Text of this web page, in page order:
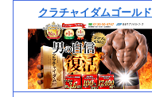
クラチャイダムゴールド